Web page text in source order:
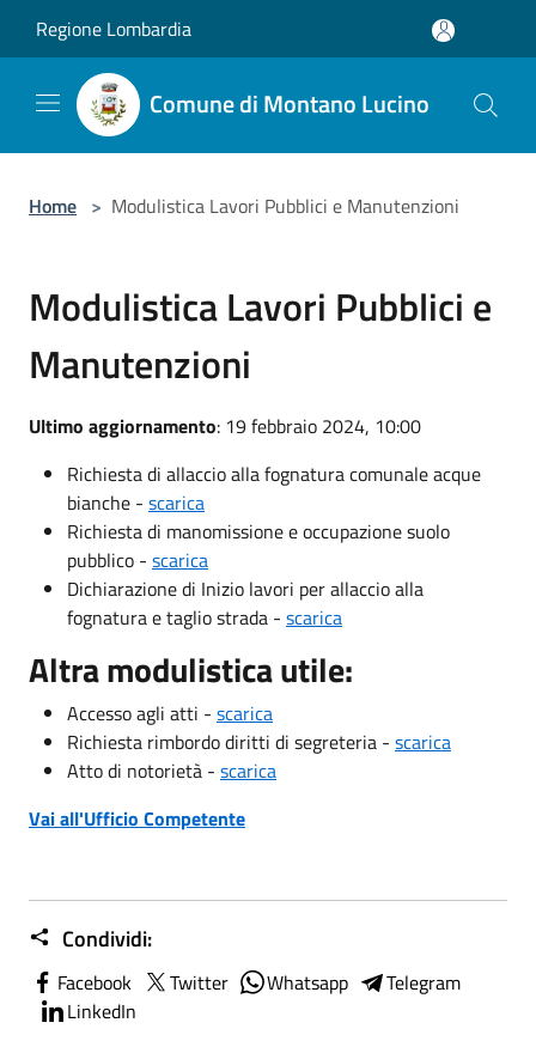
Regione Lombardia
Comune di Montano Lucino
Home > Modulistica Lavori Pubblici e Manutenzioni
Modulistica Lavori Pubblici e
Manutenzioni
Ultimo aggiornamento: 19 febbraio 2024, 10:00
Richiesta di allaccio alla fognatura comunale acque
bianche - scarica
Richiesta di manomissione e occupazione suolo
pubblico - scarica
Dichiarazione di Inizio lavori per allaccio alla
fognatura e taglio strada - scarica
Altra modulistica utile:
Accesso agli atti - scarica
Richiesta rimbordo diritti di segreteria - scarica
Atto di notorietà - scarica
Vai all'Ufficio Competente
Condividi:
Facebook Twitter Whatsapp
Telegram
LinkedIn